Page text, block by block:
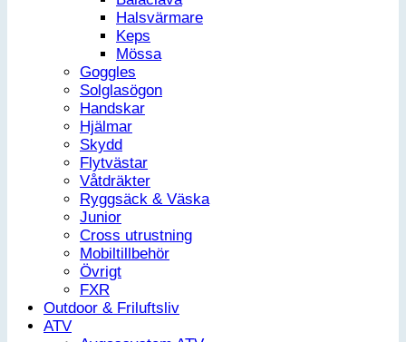
Halsvärmare
Keps
Mössa
Goggles
Solglasögon
Handskar
Hjälmar
Skydd
Flytvästar
Våtdräkter
Ryggsäck & Väska
Junior
Cross utrustning
Mobiltillbehör
Övrigt
FXR
Outdoor & Friluftsliv
ATV